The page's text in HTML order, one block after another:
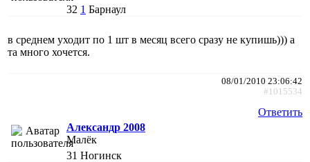
32 1 Барнаул
в среднем уходит по 1 шт в месяц всего сразу не купишь))) а
та много хочется.
08/01/2010 23:06:42
#1015534
Ответить
Александр 2008
Малёк
31 Ногинск